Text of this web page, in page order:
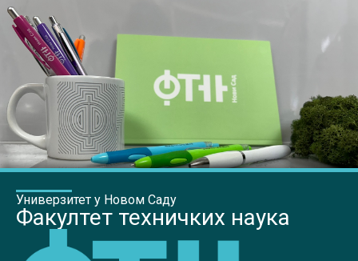
Универзитет у Новом Саду
Факултет техничких наука